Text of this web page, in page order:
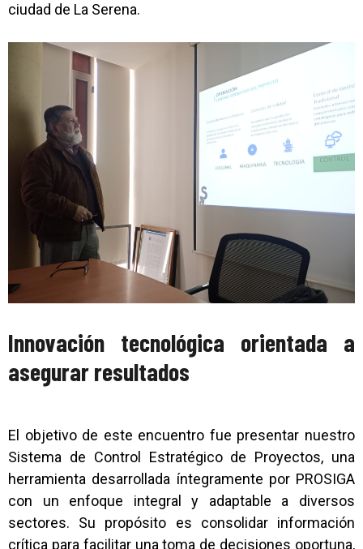
ciudad de La Serena.
Innovación tecnológica orientada a
asegurar resultados
El objetivo de este encuentro fue presentar nuestro
Sistema de Control Estratégico de Proyectos, una
herramienta desarrollada íntegramente por PROSIGA
con un enfoque integral y adaptable a diversos
sectores. Su propósito es consolidar información
crítica para facilitar una toma de decisiones oportuna,